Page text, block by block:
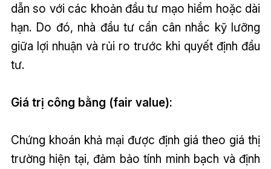
dẫn so với các khoản đầu tư mạo hiểm hoặc dài
hạn. Do đó, nhà đầu tư cần cân nhắc kỹ lưỡng
giữa lợi nhuận và rủi ro trước khi quyết định đầu
tư.
Giá trị công bằng (fair value):
Chứng khoán khả mại được định giá theo giá thị
trường hiện tại, đảm bảo tính minh bạch và định